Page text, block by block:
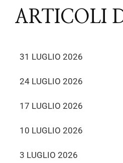
ARTICOLI
31 LUGLIO 2026
24 LUGLIO 2026
17 LUGLIO 2026
10 LUGLIO 2026
3 LUGLIO 2026